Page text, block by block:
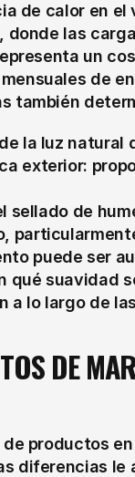
de calor en
donde las
un
de
también
la luz natural
exterior:
sellado de
puede ser
qué suavidad
a lo largo de
DE
productos
diferencias